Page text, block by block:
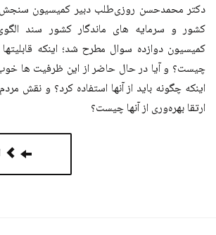
دکتر محمدحسن روزی‌طلب دبیر کمیسیون سنجش
كشور و سرمايه های ماندگار كشور سند
کمیسیون دوازده سوال مطرح شد؛ اینکه
چیست؟ و آیا در حال حاضر از این ظرفیت ها
اینکه چگونه باید از آنها استفاده کرد؟ و نقش
ارتقا بهره‌وری از آنها چیست؟